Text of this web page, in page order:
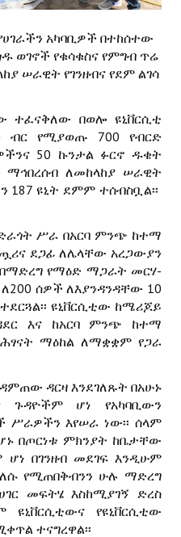
አካባቢዎች በተከሰተው
ወገኖች የቁሳቁስና የምግብ ጥሬ
ሠራዊት የገንዘብና የደም ልገሳ
ተፈናቅለው በወሎ ዩኒቨርሲቲ
ብር የሚያወጡ 700 የብርድ
50 ኩንታል ፉርኖ ዱቄት
ማኅበረሰብ ለመከላከያ ሠራዊት
187 ዩኒት ደምም ተሰብስቧል፡፡
ሥራ በአርባ ምንጭ ከተማ
ደጋፊ ለሌላቸው አረጋውያን
የማዕድ ማጋራት መርሃ-
ሰዎች ለእያንዳንዳቸው 10
ዩኒቨርሲቲው ከሜሪጆይ
እና ከአርባ ምንጭ ከተማ
ማዕከል ለማቋቋም የጋራ
ዳርዛ እንደገለጹት በአሁኑ
ጉዳዮችም ሆነ የአካባቢውን
ሥራዎችን እየሠራ ነው፡፡ ሰላም
በጦርነቱ ምክንያት ከቤታቸው
በገንዘብ መደገፍ እንዲሁም
የሚጠበቅብንን ሁሉ ማድረግ
መፍትሄ እስከሚያገኝ ድረስ
ዩኒቨርሲቲውና የዩኒቨርሲቲው
ተናግረዋል፡፡